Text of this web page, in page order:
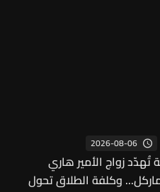
2026-08-06
تُهدّد زواج الأمير هاري
وكلفة الطلاق تحول